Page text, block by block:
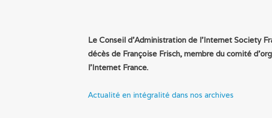
Le Conseil d'Administration de l'Internet Society
décès de Françoise Frisch, membre du comité
l'Internet France.
Actualité en intégralité dans nos archives